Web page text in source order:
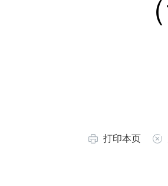
（
打印本页